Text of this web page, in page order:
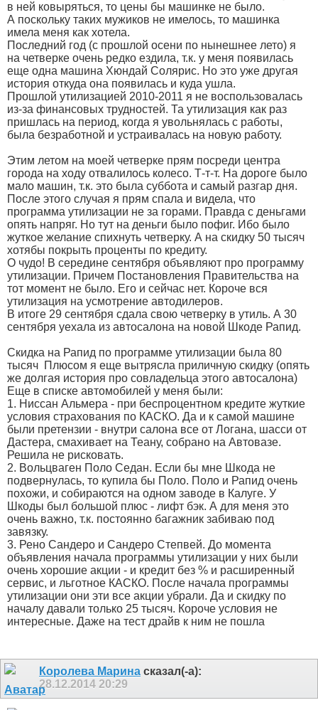
в ней ковыряться, то цены бы машинке не было.
А поскольку таких мужиков не имелось, то машинка
имела меня как хотела.
Последний год (с прошлой осени по нынешнее лето) я
на четверке очень редко ездила, т.к. у меня появилась
еще одна машина Хюндай Солярис. Но это уже другая
история откуда она появилась и куда ушла.
Прошлой утилизацией 2010-2011 я не воспользовалась
из-за финансовых трудностей. Та утилизация как раз
пришлась на период, когда я увольнялась с работы,
была безработной и устраивалась на новую работу.
Этим летом на моей четверке прям посреди центра
города на ходу отвалилось колесо. Т-т-т. На дороге было
мало машин, т.к. это была суббота и самый разгар дня.
После этого случая я прям спала и видела, что
программа утилизации не за горами. Правда с деньгами
опять напряг. Но тут на деньги было пофиг. Ибо было
жуткое желание спихнуть четверку. А на скидку 50 тысяч
хотябы покрыть проценты по кредиту.
О чудо! В середине сентября объявляют про программу
утилизации. Причем Постановления Правительства на
тот момент не было. Его и сейчас нет. Короче вся
утилизация на усмотрение автодилеров.
В итоге 29 сентября сдала свою четверку в утиль. А 30
сентября уехала из автосалона на новой Шкоде Рапид.
Скидка на Рапид по программе утилизации была 80
тысяч Плюсом я еще вытрясла приличную скидку (опять
же долгая история про совладельца этого автосалона)
Еще в списке автомобилей у меня были:
1. Ниссан Альмера - при беспроцентном кредите жуткие
условия страхования по КАСКО. Да и к самой машине
были претензии - внутри салона все от Логана, шасси от
Дастера, смахивает на Теану, собрано на Автовазе.
Решила не рисковать.
2. Вольцваген Поло Седан. Если бы мне Шкода не
подвернулась, то купила бы Поло. Поло и Рапид очень
похожи, и собираются на одном заводе в Калуге. У
Шкоды был большой плюс - лифт бэк. А для меня это
очень важно, т.к. постоянно багажник забиваю под
завязку.
3. Рено Сандеро и Сандеро Степвей. До момента
объявления начала программы утилизации у них были
очень хорошие акции - и кредит без % и расширенный
сервис, и льготное КАСКО. После начала программы
утилизации они эти все акции убрали. Да и скидку по
началу давали только 25 тысяч. Короче условия не
интересные. Даже на тест драйв к ним не пошла
Королева Марина сказал(-а):
28.12.2014 20:29